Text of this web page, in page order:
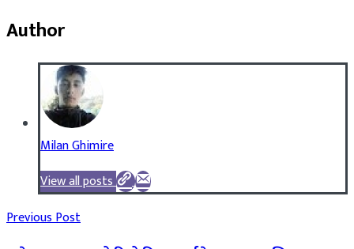
Author
Milan Ghimire
View all posts
Previous Post